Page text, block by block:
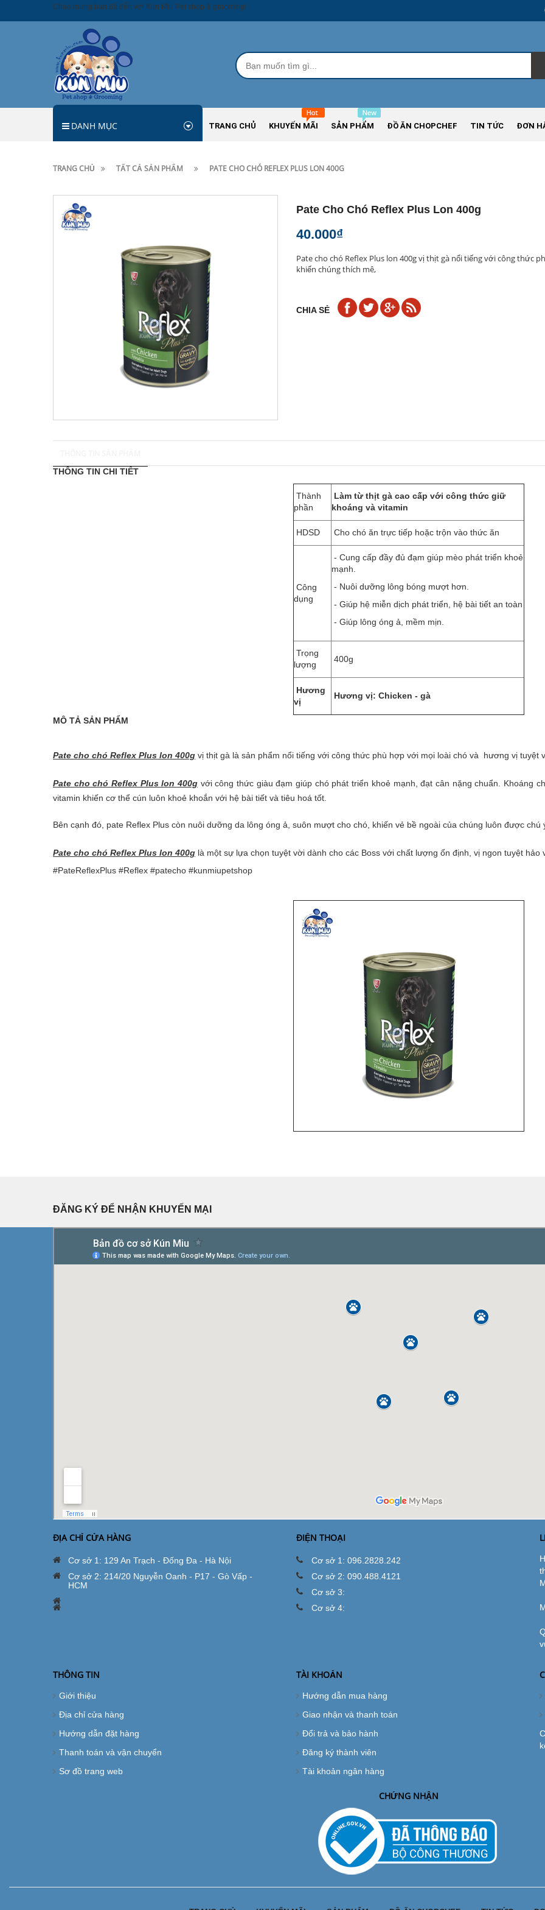
Chào mừng bạn đã đến với Kún Miu Pet shop & grooming!
DANH MỤC TRANG CHỦ KHUYẾN MÃI SẢN PHẨM ĐỒ ĂN CHOPCHEF TIN TỨC ĐƠN
TRANG CHỦ TẤT CẢ SẢN PHẨM PATE CHO CHÓ REFLEX PLUS LON 400G
Pate Cho Chó Reflex Plus Lon 400g
40.000₫
Pate cho chó Reflex Plus lon 400g vị thịt gà nổi tiếng với công thức
khiến chúng thích mê,
CHIA SẺ
THÔNG TIN CHI TIẾT
Thành
phần
Làm từ thịt gà cao cấp với công thức giữ
khoáng và vitamin
HDSD Cho chó ăn trực tiếp hoặc trộn vào thức ăn
Công
dụng
- Cung cấp đầy đủ đạm giúp mèo phát triển khoẻ
mạnh.
- Nuôi dưỡng lông bóng mượt hơn.
- Giúp hệ miễn dịch phát triển, hệ bài tiết an toàn
- Giúp lông óng ả, mềm mịn.
Trọng
lượng
400g
Hương
vị
Hương vị: Chicken - gà
MÔ TẢ SẢN PHẨM
Pate cho chó Reflex Plus lon 400g vị thịt gà là sản phẩm nổi tiếng với công thức phù hợp với mọi loài chó và hương vị tuyệt
Pate cho chó Reflex Plus lon 400g với công thức giàu đạm giúp chó phát triển khoẻ mạnh, đạt cân nặng chuẩn. Khoáng
vitamin khiến cơ thể cún luôn khoẻ khoắn với hệ bài tiết và tiêu hoá tốt.
Bên cạnh đó, pate Reflex Plus còn nuôi dưỡng da lông óng ả, suôn mượt cho chó, khiến vẻ bề ngoài của chúng luôn được chú
Pate cho chó Reflex Plus lon 400g là một sự lựa chọn tuyệt vời dành cho các Boss với chất lượng ổn định, vị ngon tuyệt hảo
#PateReflexPlus #Reflex #patecho #kunmiupetshop
ĐĂNG KÝ ĐỂ NHẬN KHUYẾN MẠI
ĐỊA CHỈ CỬA HÀNG
Cơ sở 1: 129 An Trạch - Đống Đa - Hà Nội
Cơ sở 2: 214/20 Nguyễn Oanh - P17 - Gò Vấp -
HCM
ĐIỆN THOẠI
Cơ sở 1: 096.2828.242
Cơ sở 2: 090.488.4121
Cơ sở 3:
Cơ sở 4:
THÔNG TIN
Giới thiệu
Địa chỉ cửa hàng
Hướng dẫn đặt hàng
Thanh toán và vận chuyển
Sơ đồ trang web
TÀI KHOẢN
Hướng dẫn mua hàng
Giao nhận và thanh toán
Đổi trả và bảo hành
Đăng ký thành viên
Tài khoản ngân hàng
CHỨNG NHẬN